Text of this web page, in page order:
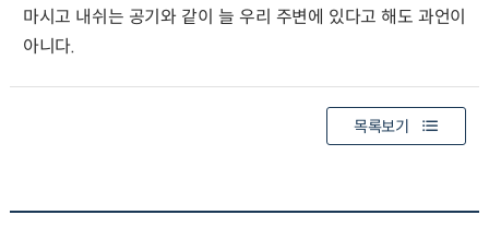
마시고 내쉬는 공기와 같이 늘 우리 주변에 있다고 해도 과언이
아니다.
목록보기